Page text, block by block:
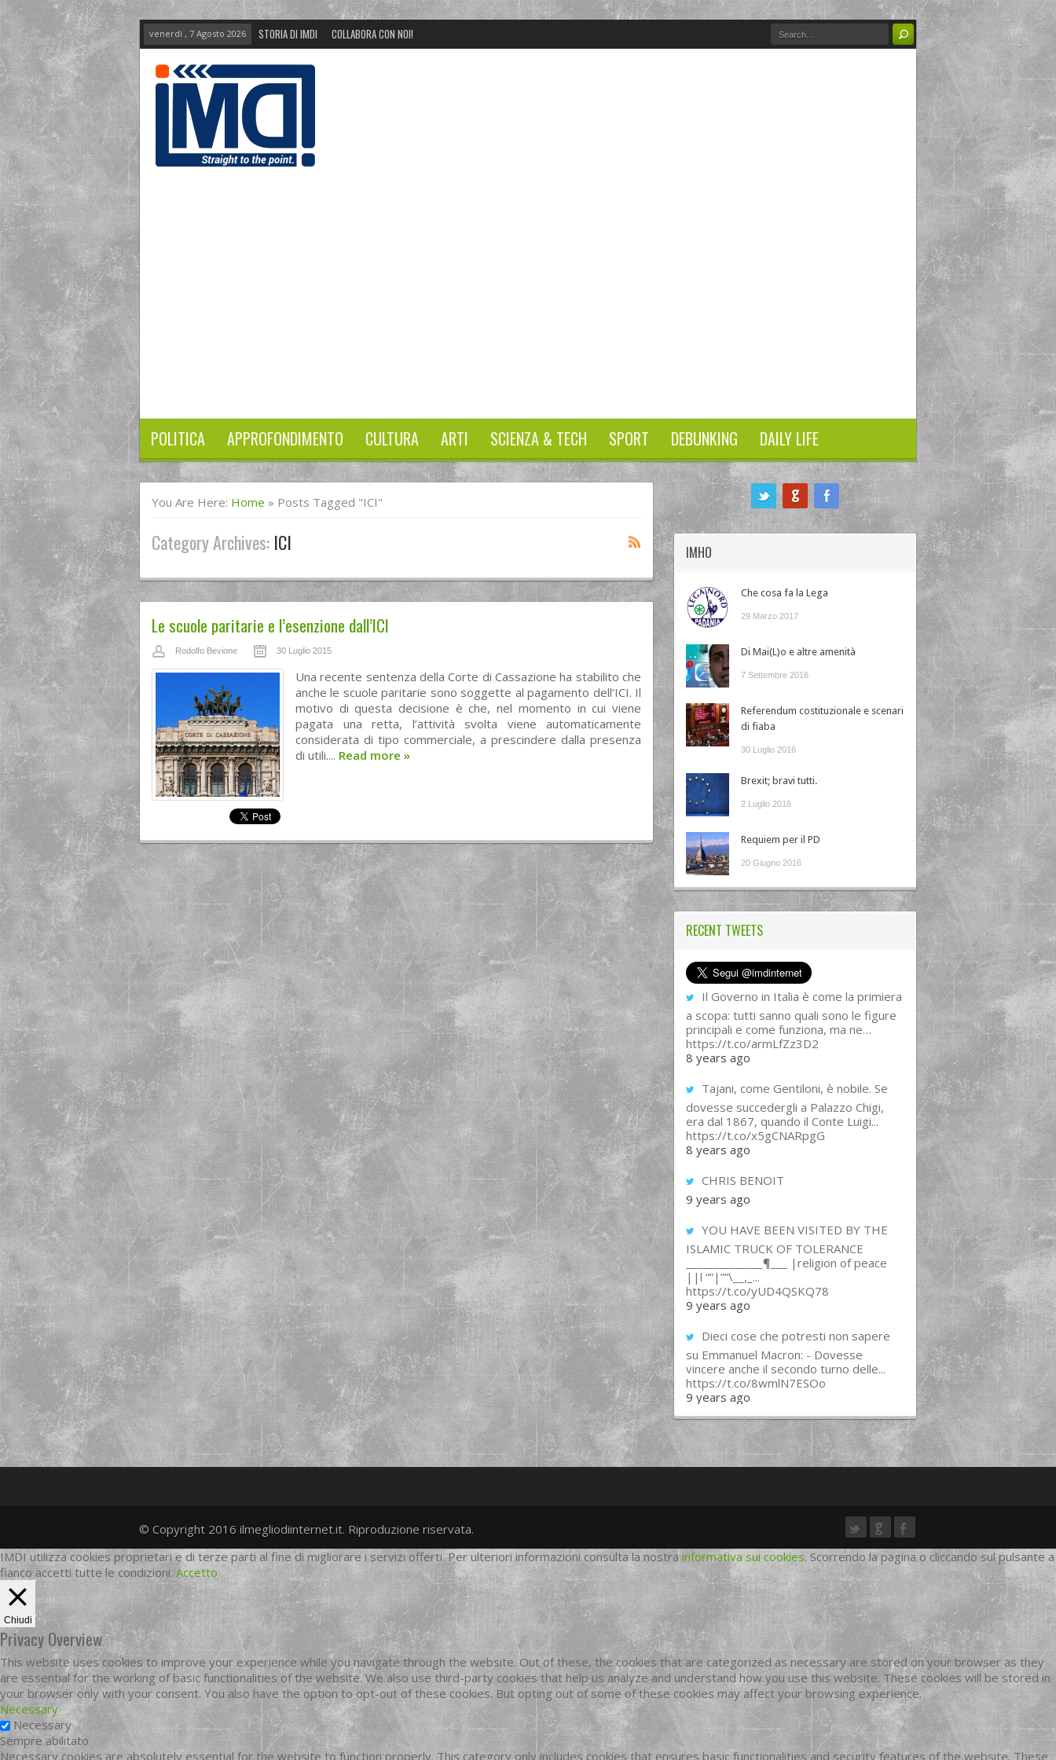
venerdì , 7 Agosto 2026 STORIA DI IMDI COLLABORA CON NOI!
POLITICA APPROFONDIMENTO CULTURA ARTI SCIENZA & TECH SPORT DEBUNKING DAILY LIFE
You Are Here: Home » Posts Tagged "ICI"
Category Archives: ICI
Le scuole paritarie e l’esenzione dall’ICI
Rodolfo Bevione 30 Luglio 2015
Una recente sentenza della Corte di Cassazione ha stabilito che
anche le scuole paritarie sono soggette al pagamento dell’ICI. Il
motivo di questa decisione è che, nel momento in cui viene
pagata una retta, l’attività svolta viene automaticamente
considerata di tipo commerciale, a prescindere dalla presenza
di utili.... Read more »
IMHO
Che cosa fa la Lega
29 Marzo 2017
Di Mai(L)o e altre amenità
7 Settembre 2016
Referendum costituzionale e scenari
di fiaba
30 Luglio 2016
Brexit; bravi tutti.
2 Luglio 2016
Requiem per il PD
20 Giugno 2016
RECENT TWEETS
Il Governo in Italia è come la primiera
a scopa: tutti sanno quali sono le figure
principali e come funziona, ma ne…
https://t.co/armLfZz3D2
8 years ago
Tajani, come Gentiloni, è nobile. Se
dovesse succedergli a Palazzo Chigi,
era dal 1867, quando il Conte Luigi...
https://t.co/x5gCNARpgG
8 years ago
CHRIS BENOIT
9 years ago
YOU HAVE BEEN VISITED BY THE
ISLAMIC TRUCK OF TOLERANCE
______________¶___ |religion of peace
||l “”|””\__,_...
https://t.co/yUD4QSKQ78
9 years ago
Dieci cose che potresti non sapere
su Emmanuel Macron: - Dovesse
vincere anche il secondo turno delle...
https://t.co/8wmlN7ESOo
9 years ago
twittergoogleplus
facebook
© Copyright 2016 ilmegliodiinternet.it. Riproduzione riservata.
IMDI utilizza cookies proprietari e di terze parti al fine di migliorare i servizi offerti. Per ulteriori informazioni consulta la nostra informativa sui cookies. Scorrendo la pagina o cliccando sul pulsante a
fianco accetti tutte le condizioni. Accetto
Chiudi
Privacy Overview
This website uses cookies to improve your experience while you navigate through the website. Out of these, the cookies that are categorized as necessary are stored on your browser as they
are essential for the working of basic functionalities of the website. We also use third-party cookies that help us analyze and understand how you use this website. These cookies will be stored in
your browser only with your consent. You also have the option to opt-out of these cookies. But opting out of some of these cookies may affect your browsing experience.
Necessary
Necessary
Sempre abilitato
Necessary cookies are absolutely essential for the website to function properly. This category only includes cookies that ensures basic functionalities and security features of the website. These